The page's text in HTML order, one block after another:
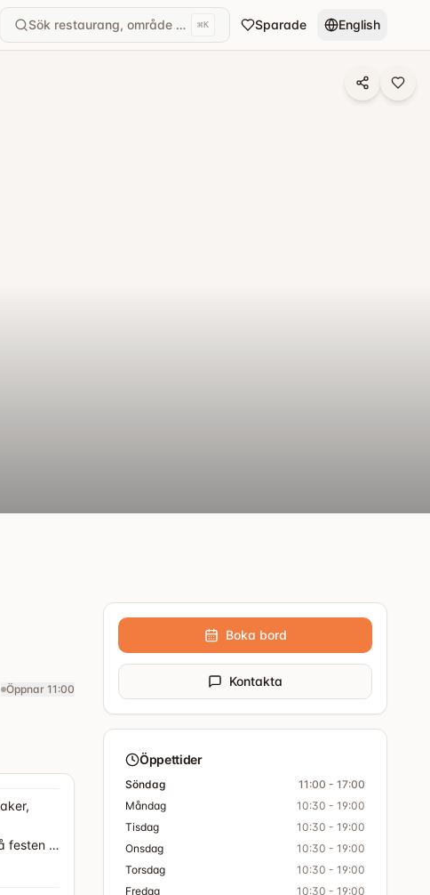
Sök restaurang, område eller kök...
⌘K Sparade English
Öppnar 11:00
festen –
Boka bord
Kontakta
Öppettider
Söndag
11:00 - 17:00
Måndag
10:30 - 19:00
Tisdag
10:30 - 19:00
Onsdag
10:30 - 19:00
Torsdag
10:30 - 19:00
Fredag
10:30 - 19:00